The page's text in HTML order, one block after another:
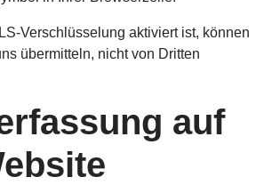
Verschlüsselung aktiviert ist, können
übermitteln, nicht von Dritten
auf